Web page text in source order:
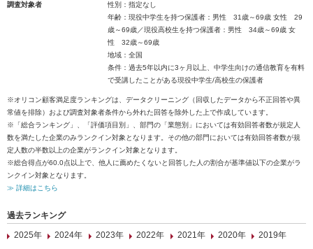
調査対象者
性別：指定なし
年齢：現役中学生を持つ保護者：男性 31歳～69歳 女性 29
歳～69歳／現役高校生を持つ保護者：男性 34歳～69歳 女
性 32歳～69歳
地域：全国
条件：過去5年以内に3ヶ月以上、中学生向けの通信教育を有料
で受講したことがある現役中学生/高校生の保護者
※オリコン顧客満足度ランキングは、データクリーニング（回収したデータから不正回答や異
常値を排除）および調査対象者条件から外れた回答を除外した上で作成しています。
※「総合ランキング」、「評価項目別」、部門の「業態別」においては有効回答者数が規定人
数を満たした企業のみランクイン対象となります。その他の部門においては有効回答者数が規
定人数の半数以上の企業がランクイン対象となります。
※総合得点が60.0点以上で、他人に薦めたくないと回答した人の割合が基準値以下の企業がラ
ンクイン対象となります。
≫ 詳細はこちら
過去ランキング
2025年
2024年 2023年 2022年 2021年 2020年
2019年